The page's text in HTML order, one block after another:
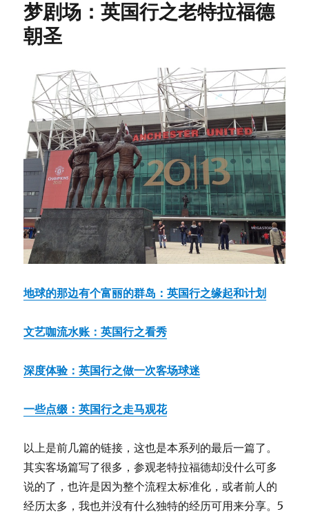
Shows
梦剧场：英国行之老特拉福德
朝圣
地球的那边有个富丽的群岛：英国行之缘起和计划
文艺咖流水账：英国行之看秀
深度体验：英国行之做一次客场球迷
一些点缀：英国行之走马观花
以上是前几篇的链接，这也是本系列的最后一篇了。
其实客场篇写了很多，参观老特拉福德却没什么可多
说的了，也许是因为整个流程太标准化，或者前人的
经历太多，我也并没有什么独特的经历可用来分享。5